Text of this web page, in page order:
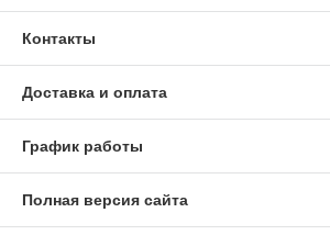
Контакты
Доставка и оплата
График работы
Полная версия сайта